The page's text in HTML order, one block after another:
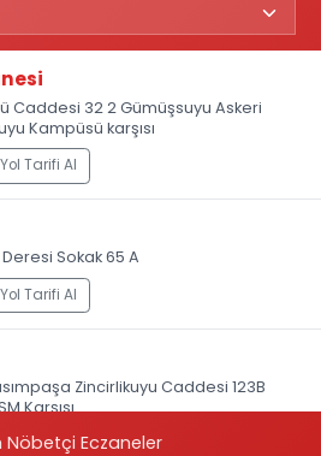
Caddesi 32 2 Gümüşsuyu Askeri
Kampüsü karşısı
Yol Tarifi Al
Sokak 65 A
Yol Tarifi Al
Zincirlikuyu Caddesi 123B
Karşısı
Yol Tarifi Al
Nöbetçi Eczaneler